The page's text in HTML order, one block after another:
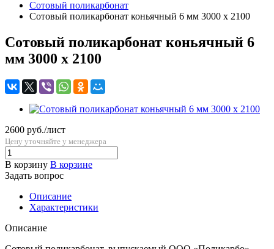
Сотовый поликарбонат
Сотовый поликарбонат коньячный 6 мм 3000 x 2100
Сотовый поликарбонат коньячный 6
мм 3000 x 2100
2600 руб./лист
Цену уточняйте у менеджера
В корзину В корзине
Задать вопрос
Описание
Характеристики
Описание